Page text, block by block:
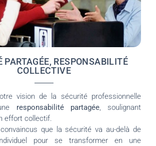
PARTAGÉE, RESPONSABILITÉ
COLLECTIVE
vision de la sécurité professionnelle
responsabilité partagée, soulignant
effort collectif.
que la sécurité va au-delà de
individuel pour se transformer en une